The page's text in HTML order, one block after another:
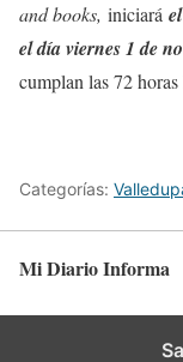
and books, iniciará
el día viernes 1 de
cumplan las 72
Categorías:
Mi Diario Informa